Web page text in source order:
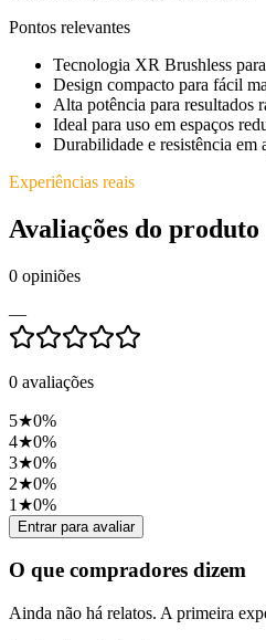
Pontos relevantes
Tecnologia XR Brushless
Design compacto para fácil
Alta potência para resultados
Ideal para uso em espaços
Durabilidade e resistência em
Experiências reais
Avaliações do produto
0 opiniões
—
0 avaliações
5★0%
4★0%
3★0%
2★0%
1 ★0%
Entrar para avaliar
O que compradores dizem
Ainda não há relatos. A primeira